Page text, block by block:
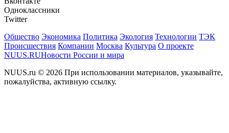
Одноклассники
Twitter
Общество Экономика Политика Экология Технологии ТЭК
Происшествия Компании Москва Культура О проекте
NUUS.RUНовости России и мира
NUUS.ru © 2026 При использовании материалов, указывайте,
пожалуйства, активную ссылку.